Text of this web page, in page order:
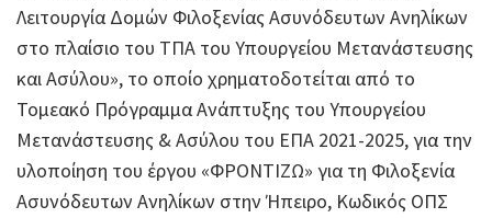
Λειτουργία Δομών Φιλοξενίας Ασυνόδευτων Ανηλίκων
στο πλαίσιο του ΤΠΑ του Υπουργείου Μετανάστευσης
και Ασύλου», το οποίο χρηματοδοτείται από το
Τομεακό Πρόγραμμα Ανάπτυξης του Υπουργείου
Μετανάστευσης & Ασύλου του ΕΠΑ 2021-2025, για την
υλοποίηση του έργου «ΦΡΟΝΤΙΖΩ» για τη Φιλοξενία
Ασυνόδευτων Ανηλίκων στην Ήπειρο, Κωδικός ΟΠΣ